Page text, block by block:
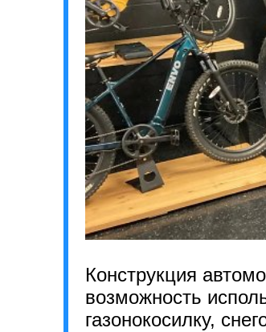
Конструкция
возможность
газонокосилку,